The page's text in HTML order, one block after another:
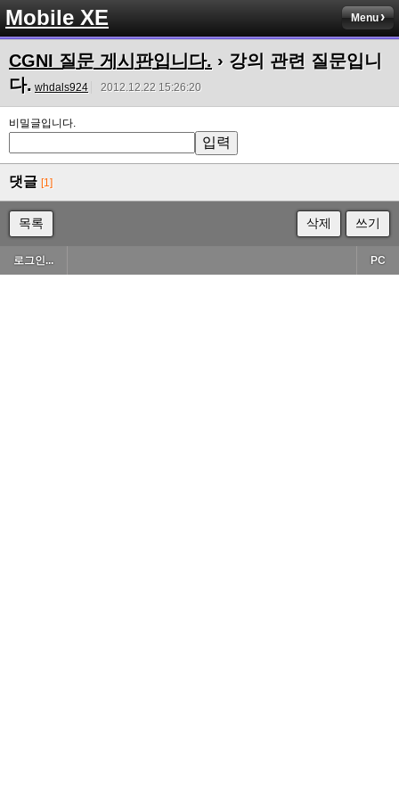
Mobile XE Menu
CGNI 질문 게시판입니다. › 강의 관련 질문입니
다. whdals924 2012.12.22 15:26:20
비밀글입니다.
댓글 [1]
목록 쓰기
삭제
로그인... PC